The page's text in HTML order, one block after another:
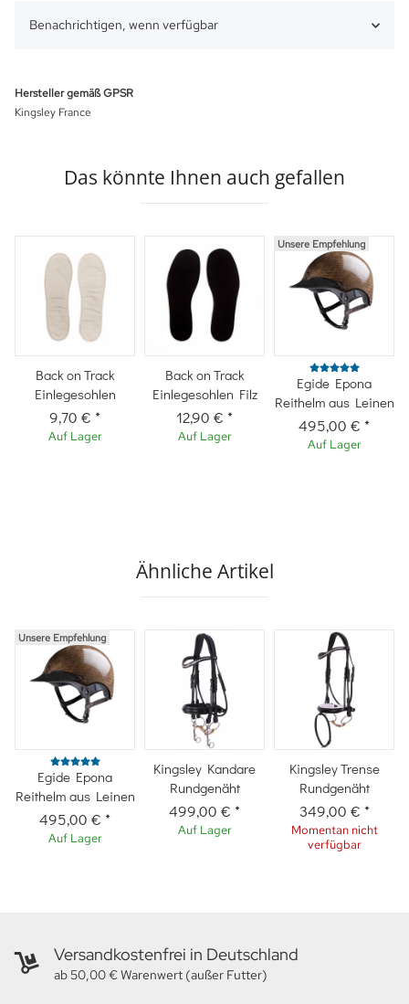
Benachrichtigen, wenn verfügbar
Hersteller gemäß GPSR
Kingsley France
Das könnte Ihnen auch gefallen
Back on Track
Einlegesohlen
9,70 € *
Auf Lager
Back on Track
Einlegesohlen Filz
12,90 € *
Auf Lager
Unsere Empfehlung
Egide Epona
Reithelm aus Leinen
495,00 € *
Auf Lager
Ähnliche Artikel
Unsere Empfehlung
Egide Epona
Reithelm aus Leinen
495,00 € *
Auf Lager
Kingsley Kandare
Rundgenäht
499,00 € *
Auf Lager
Kingsley Trense
Rundgenäht
349,00 € *
Momentan nicht
verfügbar
Versandkostenfrei in Deutschland
ab 50,00 € Warenwert (außer Futter)